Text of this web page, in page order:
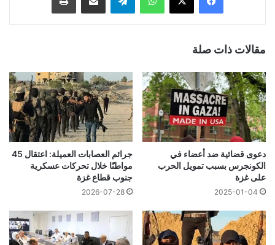
مقالات ذات صلة
دعوى قضائية ضد أعضاء في
الكونجرس بسبب تمويل الحرب
على غزة
2025-01-04
جرائم العصابات العميلة: اعتقال 45
مواطنًا خلال تحركات عسكرية
جنوب قطاع غزة
2026-07-28